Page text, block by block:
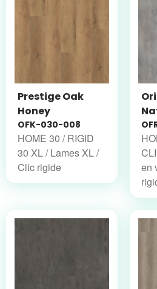
Prestige Oak
Honey
OFK-030-008
HOME 30 / RIGID
30 XL / Lames XL /
Clic rigide
en